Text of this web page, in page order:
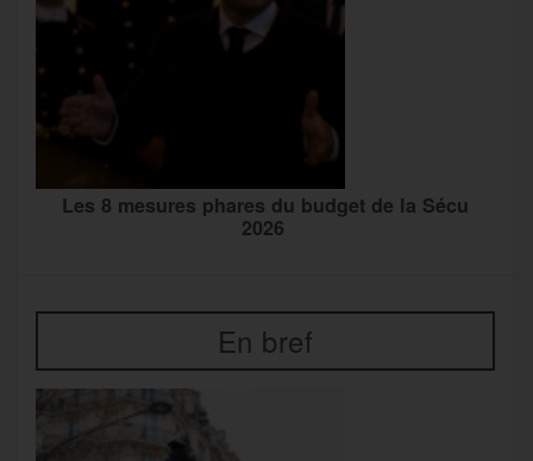
Les 8 mesures phares du budget de la Sécu
2026
En bref